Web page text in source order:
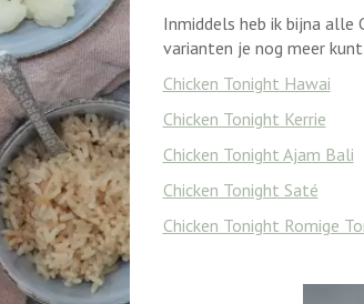
Inmiddels heb ik bijna alle
varianten je nog meer
Chicken Tonight Hawai
Chicken Tonight Kerrie
Chicken Tonight Ajam Bali
Chicken Tonight Saté
Chicken Tonight Romige